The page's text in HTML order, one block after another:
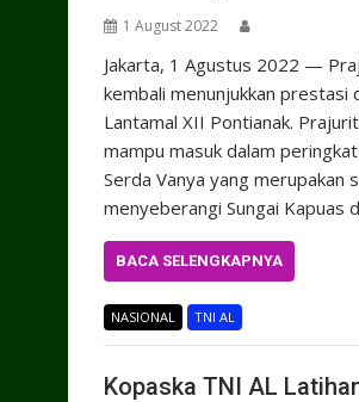
1 August 2022
Jakarta, 1 Agustus 2022 —
kembali menunjukkan prestasi
Lantamal XII Pontianak.
mampu masuk dalam
Serda Vanya yang
menyeberangi Sungai Kapuas
BACA SELENGKAPNYA
NASIONAL TNI AL
Kopaska TNI AL